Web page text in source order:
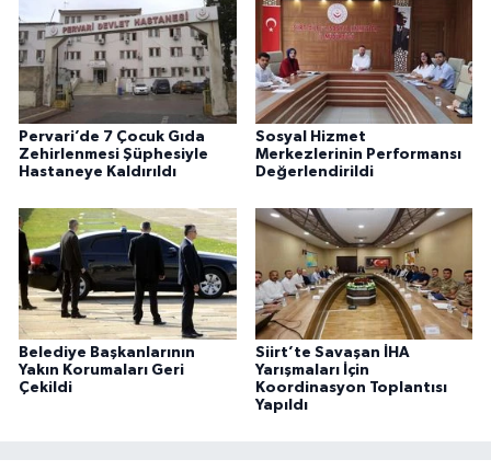
Pervari’de 7 Çocuk Gıda
Zehirlenmesi Şüphesiyle
Hastaneye Kaldırıldı
Sosyal Hizmet
Merkezlerinin Performansı
Değerlendirildi
Belediye Başkanlarının
Yakın Korumaları Geri
Çekildi
Siirt’te Savaşan İHA
Yarışmaları İçin
Koordinasyon Toplantısı
Yapıldı